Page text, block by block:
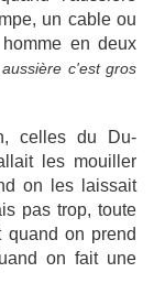
un cable ou
en deux
c'est gros
celles du Du-
les mouiller
on les laissait
pas trop, toute
quand on prend
on fait une